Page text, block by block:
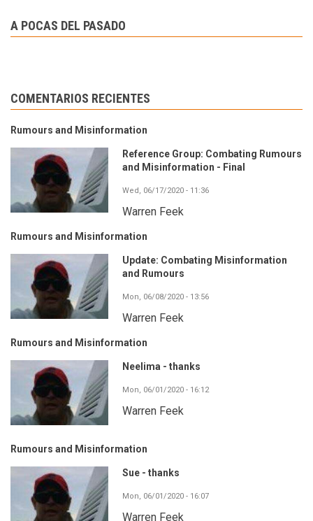
A POCAS DEL PASADO
COMENTARIOS RECIENTES
Rumours and Misinformation
Reference Group: Combating Rumours
and Misinformation - Final
Wed, 06/17/2020 - 11:36
Warren Feek
Rumours and Misinformation
Update: Combating Misinformation
and Rumours
Mon, 06/08/2020 - 13:56
Warren Feek
Rumours and Misinformation
Neelima - thanks
Mon, 06/01/2020 - 16:12
Warren Feek
Rumours and Misinformation
Sue - thanks
Mon, 06/01/2020 - 16:07
Warren Feek